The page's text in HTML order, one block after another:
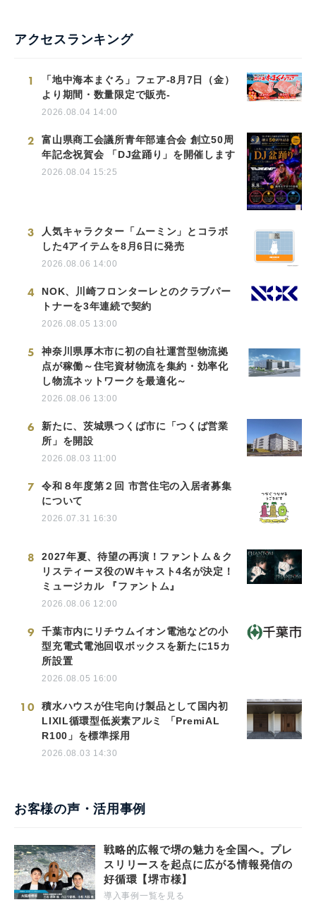
アクセスランキング
1
「地中海本まぐろ」フェア-8月7日（金）
より期間・数量限定で販売-
2026.08.04 14:00
2
富山県商工会議所青年部連合会 創立50周
年記念祝賀会 「DJ盆踊り」を開催します
2026.08.04 15:25
3
人気キャラクター「ムーミン」とコラボ
した4アイテムを8月6日に発売
2026.08.06 14:00
4
NOK、川崎フロンターレとのクラブパー
トナーを3年連続で契約
2026.08.05 13:00
5
神奈川県厚木市に初の自社運営型物流拠
点が稼働～住宅資材物流を集約・効率化
し物流ネットワークを最適化～
2026.08.06 13:00
6
新たに、茨城県つくば市に「つくば営業
所」を開設
2026.08.03 11:00
7
令和８年度第２回 市営住宅の入居者募集
について
2026.07.31 16:30
8
2027年夏、待望の再演！ファントム＆ク
リスティーヌ役のWキャスト4名が決定！
ミュージカル 『ファントム』
2026.08.06 12:00
9
千葉市内にリチウムイオン電池などの小
型充電式電池回収ボックスを新たに15カ
所設置
2026.08.05 16:00
10
積水ハウスが住宅向け製品として国内初
LIXIL循環型低炭素アルミ 「PremiAL
R100」を標準採用
2026.08.03 14:30
お客様の声・活用事例
戦略的広報で堺の魅力を全国へ。プレ
スリリースを起点に広がる情報発信の
好循環【堺市様】
導入事例一覧を見る